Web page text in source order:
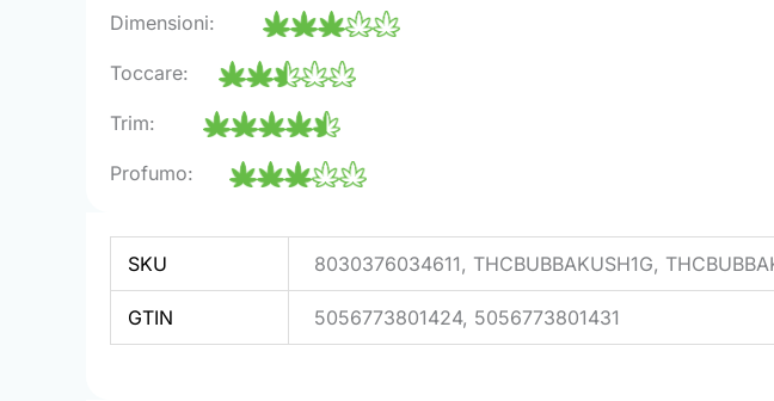
Dimensioni:
Toccare:
Trim:
Profumo:
SKU 8030376034611, THCBUBBAKUSH1G,
GTIN 5056773801424, 5056773801431